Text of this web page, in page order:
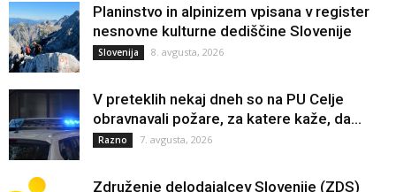
Planinstvo in alpinizem vpisana v register
nesnovne kulturne dediščine Slovenije
Slovenija 8. avgusta, 2026
V preteklih nekaj dneh so na PU Celje
obravnavali požare, za katere kaže, da...
Razno 7. avgusta, 2026
Združenje delodajalcev Slovenije (ZDS)